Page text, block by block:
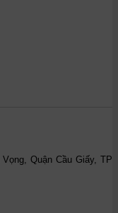
Quận Cầu Giấy, TP